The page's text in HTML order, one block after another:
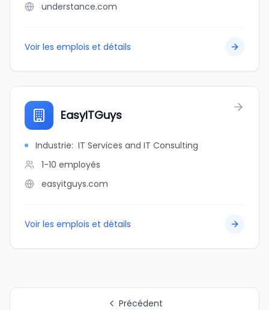
understance.com
Voir les emplois et détails
EasyITGuys
Industrie: IT Services and IT Consulting
1-10 employés
easyitguys.com
Voir les emplois et détails
Précédent